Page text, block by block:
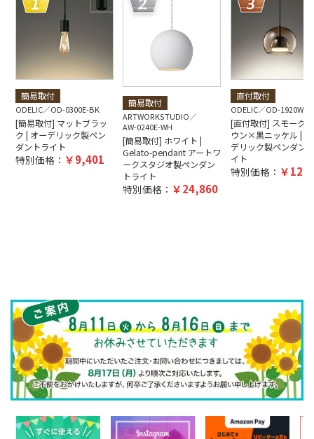
簡易取付
ODELIC OD-0300E-BK
[簡易取付] マットブラッ
ク | オーデリック製ペン
ダントライト
特別価格： 9,401
簡易取付
ARTWORKSTUDIO
AW-0240E-WH
[簡易取付] ホワイト |
Gelato-pendant アートワ
ークスタジオ製ペンダン
トライト
特別価格： 24,860
直付取付
ODELIC OD-1920W-
[直付取付] スモーク
ウン×黒ニッケル |
デリック製ペンダン
イト
特別価格：